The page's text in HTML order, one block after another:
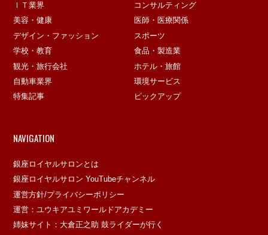
ＩＴ業界
コンサルティング
美容・健康
医師・医療関係
デザイン・ファッション
スポーツ
学校・教育
食品・製造業
観光・旅行会社
ホテル・旅館
自動車業界
環境サービス
特集記事
ピックアップ
NAVIGATION
銀座ロイヤルサロンとは
銀座ロイヤルサロン YouTubeチャンネル
運営方針/プライバシーポリシー
運営：ユウキアユミワールドアカデミー
姉妹サイト：大倉正之助 鼓ライダーが行く